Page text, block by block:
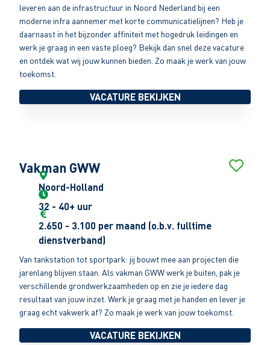
leveren aan de infrastructuur in Noord Nederland bij een
moderne infra aannemer met korte communicatielijnen? Heb je
daarnaast in het bijzonder affiniteit met hogedruk leidingen en
werk je graag in een vaste ploeg? Bekijk dan snel deze vacature
en ontdek wat wij jouw kunnen bieden. Zo maak je werk van jouw
toekomst.
VACATURE BEKIJKEN
Vakman GWW
Noord-Holland
32 - 40+ uur
2.650 - 3.100 per maand (o.b.v. fulltime
dienstverband)
Van tankstation tot sportpark: jij bouwt mee aan projecten die
jarenlang blijven staan. Als vakman GWW werk je buiten, pak je
verschillende grondwerkzaamheden op en zie je iedere dag
resultaat van jouw inzet. Werk je graag met je handen en lever je
graag echt vakwerk af? Zo maak je werk van jouw toekomst.
VACATURE BEKIJKEN